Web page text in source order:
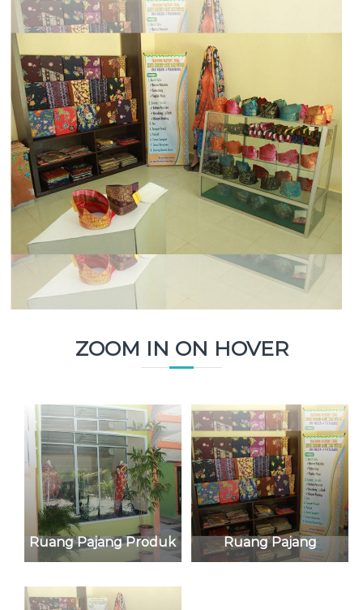
ZOOM IN ON HOVER
Ruang Pajang Produk Ruang Pajang